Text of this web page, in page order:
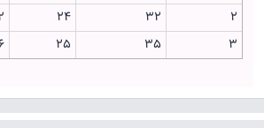
2
32
24
3
35
25